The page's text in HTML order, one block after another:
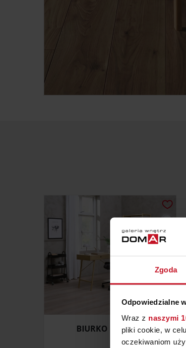
Zgoda
Odpowiedzialne
Wraz z naszymi
pliki cookie, w
oczekiwaniom
BIURKO LINDVED